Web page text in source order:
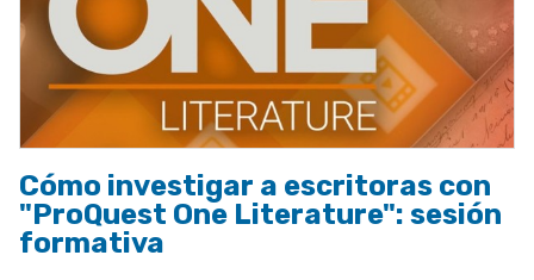
Cómo investigar a escritoras con
"ProQuest One Literature": sesión
formativa